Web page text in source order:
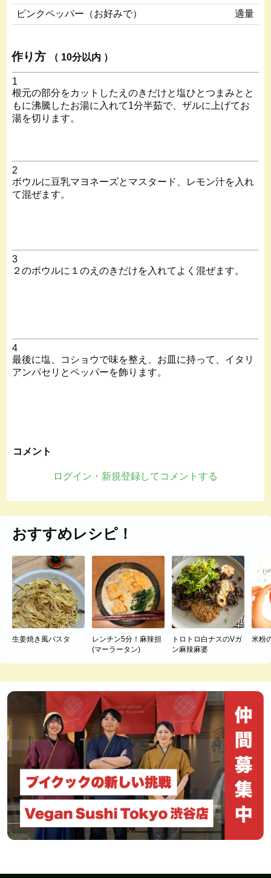
ピンクペッパー（お好みで）
適量
作り方 （ 10分以内 ）
1
根元の部分をカットしたえのきだけと塩ひとつまみとと
もに沸騰したお湯に入れて1分半茹で、ザルに上げてお
湯を切ります。
2
ボウルに豆乳マヨネーズとマスタード、レモン汁を入れ
て混ぜます。
3
２のボウルに１のえのきだけを入れてよく混ぜます。
4
最後に塩、コショウで味を整え、お皿に持って、イタリ
アンパセリとペッパーを飾ります。
コメント
ログイン・新規登録してコメントする
おすすめレシピ！
生姜焼き風パスタ
レンチン5分！麻辣担
(マーラータン)
トロトロ白ナスのVガ
ン麻辣麻婆
米粉